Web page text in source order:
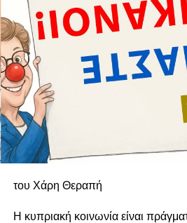
του Χάρη Θεραπή
Η κυπριακή κοινωνία είναι